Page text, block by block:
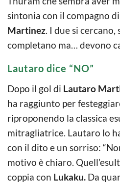
sintonia con il compagno
Martinez. I due si cercano,
completano ma… devono
Lautaro dice “NO”
Dopo il gol di Lautaro
ha raggiunto per
riproponendo la classica
mitragliatrice. Lautaro lo
con il dito e un sorriso:
motivo è chiaro.
coppia con Lukaku. Da